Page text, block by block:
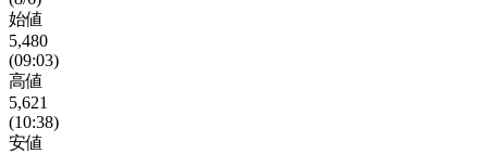
始値
5,480
(09:03)
高値
5,621
(10:38)
安値